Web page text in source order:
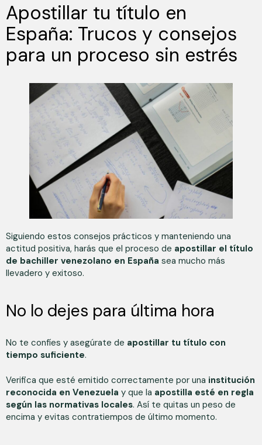
Apostillar tu título en
España: Trucos y consejos
para un proceso sin estrés
Siguiendo estos consejos prácticos y manteniendo una
actitud positiva, harás que el proceso de apostillar el título
de bachiller venezolano en España sea mucho más
llevadero y exitoso.
No lo dejes para última hora
No te confíes y asegúrate de apostillar tu título con
tiempo suficiente.
Verifica que esté emitido correctamente por una institución
reconocida en Venezuela y que la apostilla esté en regla
según las normativas locales. Así te quitas un peso de
encima y evitas contratiempos de último momento.